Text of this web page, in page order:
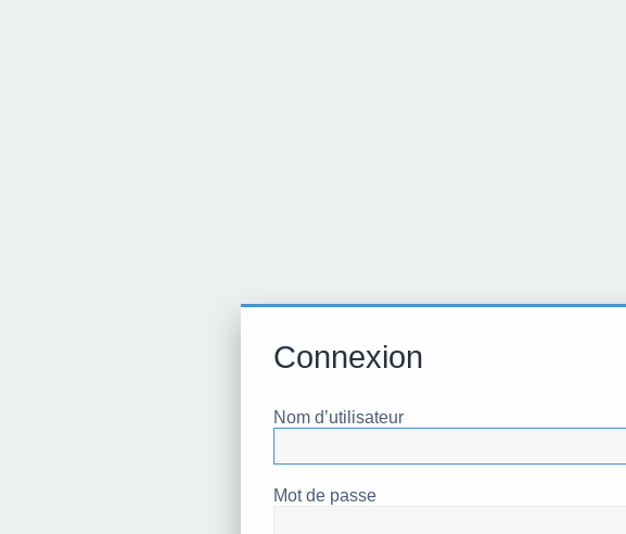
Connexion
Nom d’utilisateur
Mot de passe